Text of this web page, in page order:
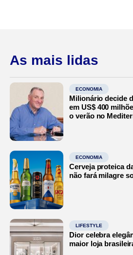
As mais lidas
ECONOMIA
Milionário decide
em US$ 400
o verão no
ECONOMIA
Cerveja proteica
não fará milagre
LIFESTYLE
Dior celebra
maior loja